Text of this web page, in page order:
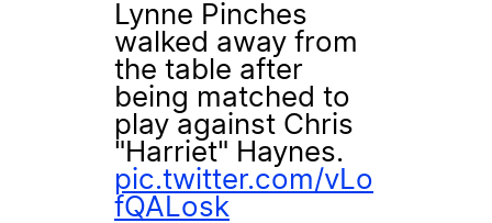
Lynne Pinches
walked away from
the table after
being matched to
play against Chris
"Harriet" Haynes.
pic.twitter.com/vLo
fQALosk